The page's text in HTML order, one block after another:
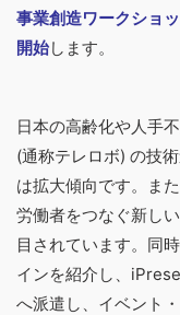
事業創造ワークショ
開始します。
日本の高齢化や人手
(通称テレロボ) の技
は拡大傾向です。ま
労働者をつなぐ新し
目されています。同
インを紹介し、
へ派遣し、イベント